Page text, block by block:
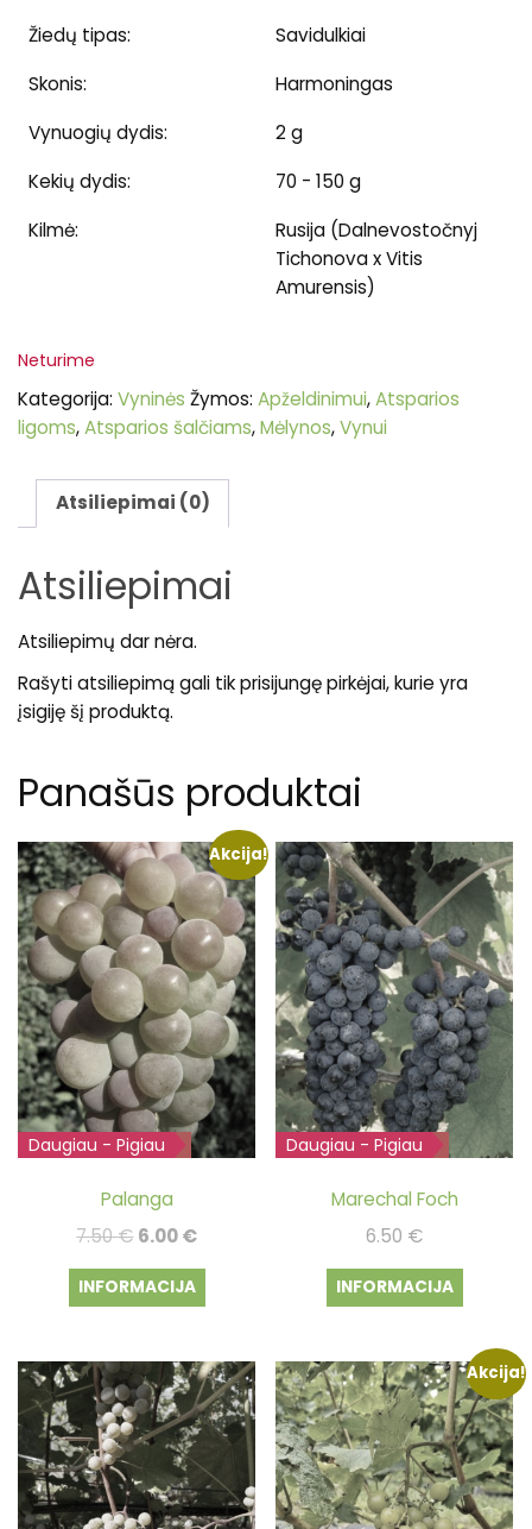
Žiedų tipas:
Savidulkiai
Skonis:
Harmoningas
Vynuogių dydis:
2 g
Kekių dydis:
70 - 150 g
Kilmė:
Rusija (Dalnevostočnyj
Tichonova x Vitis
Amurensis)
Neturime
Kategorija:Vyninės Žymos:Apželdinimui,Atsparios
ligoms,Atsparios šalčiams,Mėlynos,Vynui
Atsiliepimai (0)
Atsiliepimai
Atsiliepimų dar nėra.
Rašyti atsiliepimą gali tik prisijungę pirkėjai, kurie yra
įsigiję šį produktą.
Panašūs produktai
Akcija!
Išparduota
Daugiau - Pigiau
Palanga
7.50€ Original
price
was:
6.00€Current
price
INFORMACIJA
Išparduota
Daugiau - Pigiau
Marechal Foch
6.50 €
INFORMACIJA
Akcija!